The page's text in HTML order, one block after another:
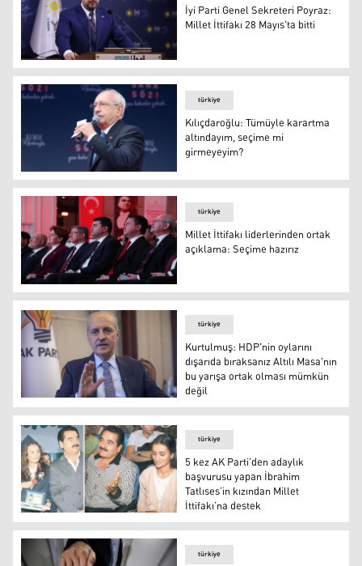
İyi Parti Genel Sekreteri Poyraz: Millet İttifakı 28
İyi Parti Genel Sekreteri Poyraz:
Millet İttifakı 28 Mayıs'ta bitti
Kemal Kılıçdaroğlu
türkiye
Kılıçdaroğlu: Tümüyle karartma
altındayım, seçime mi
girmeyeyim?
Millet İttifakı liderlerinden ortak açıklama: Seçime
türkiye
Millet İttifakı liderlerinden ortak
açıklama: Seçime hazırız
Kurtulmuş: HDP'nin oylarını dışarıda bıraksanız Altılı
türkiye
Kurtulmuş: HDP'nin oylarını
dışarıda bıraksanız Altılı Masa'nın
bu yarışa ortak olması mümkün
değil
5 kez AK Parti’den adaylık başvurusu yapan İbrahim
türkiye
5 kez AK Parti’den adaylık
başvurusu yapan İbrahim
Tatlıses’in kızından Millet
İttifakı’na destek
türkiye